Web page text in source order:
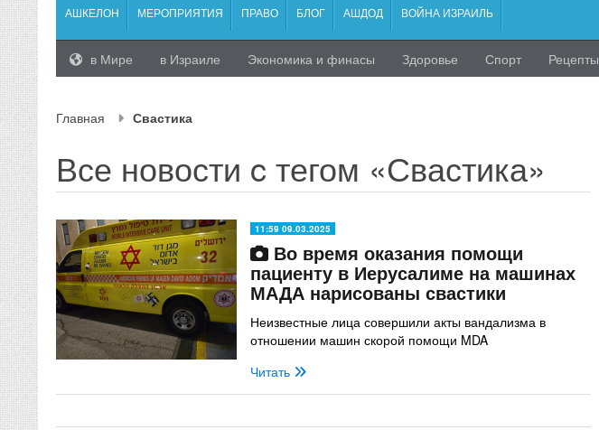
АШКЕЛОН МЕРОПРИЯТИЯ ПРАВО БЛОГ АШДОД ВОЙНА ИЗРАИЛЬ
в Мире в Израиле Экономика и финасы Здоровье Спорт Рецепты
Главная Свастика
Все новости c тегом «Свастика»
11:59 09.03.2025
Во время оказания помощи
пациенту в Иерусалиме на машинах
МАДА нарисованы свастики
Неизвестные лица совершили акты вандализма в
отношении машин скорой помощи MDA
Читать